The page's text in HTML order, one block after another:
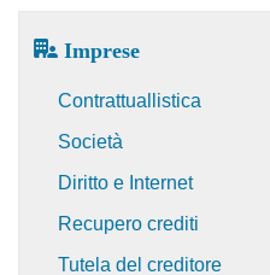
Imprese
Contrattuallistica
Società
Diritto e Internet
Recupero crediti
Tutela del creditore